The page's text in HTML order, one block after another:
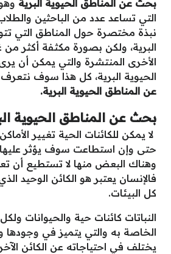
بحث عن المناطق الحيوية البرية
التي تساعد عدد من الباحثين
نبذة مختصرة حول المناطق التي
البرية، ولكن بصورة مكثفة أكثر
الأخرى المنتشرة والتي يمكن أن
الحيوية البرية، كل هذا سوف
عن المناطق الحيوية البرية.
بحث عن المناطق الحيوية
لا يمكن للكائنات الحية تغيير
حتى وإن استطاعت سوف يؤثر عليها
وهناك البعض منها لا تستطيع أن
فالإنسان يعتبر هو الكائن الوحيد
كل البيئات.
النباتات كائنات حية والحيوانات
الخاصة به والتي يتميز في وجودها
يختلف في احتياجاته عن الكائن